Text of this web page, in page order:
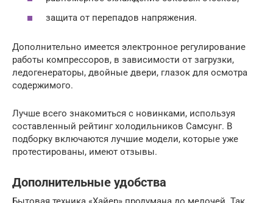
защита от перепадов напряжения.
Дополнительно имеется электронное регулирование
работы компрессоров, в зависимости от загрузки,
ледогенераторы, двойные двери, глазок для осмотра
содержимого.
Лучше всего знакомиться с новинками, используя
составленный рейтинг холодильников Самсунг. В
подборку включаются лучшие модели, которые уже
протестированы, имеют отзывы.
Дополнительные удобства